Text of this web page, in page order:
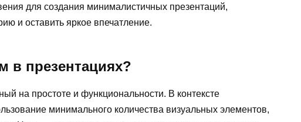
для создания минималистичных презентаций,
и оставить яркое впечатление.
в презентациях?
на простоте и функциональности. В контексте
минимального количества визуальных элементов,